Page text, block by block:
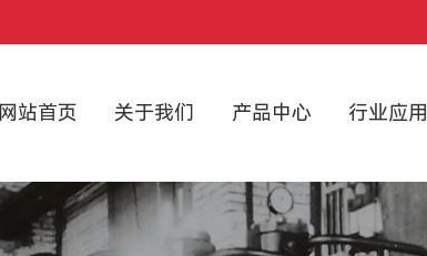
网站首页
关于我们 产品中心 行业应用